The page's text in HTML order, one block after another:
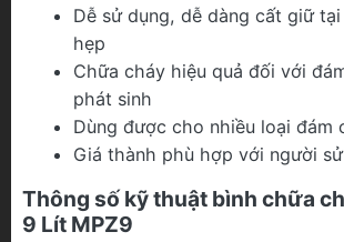
Dễ sử dụng, dễ dàng cất giữ
hẹp
Chữa cháy hiệu quả đối với
phát sinh
Dùng được cho nhiều loại đám
Giá thành phù hợp với người
Thông số kỹ thuật bình chữa
9 Lít MPZ9